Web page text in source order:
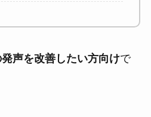
声を改善したい方向けで